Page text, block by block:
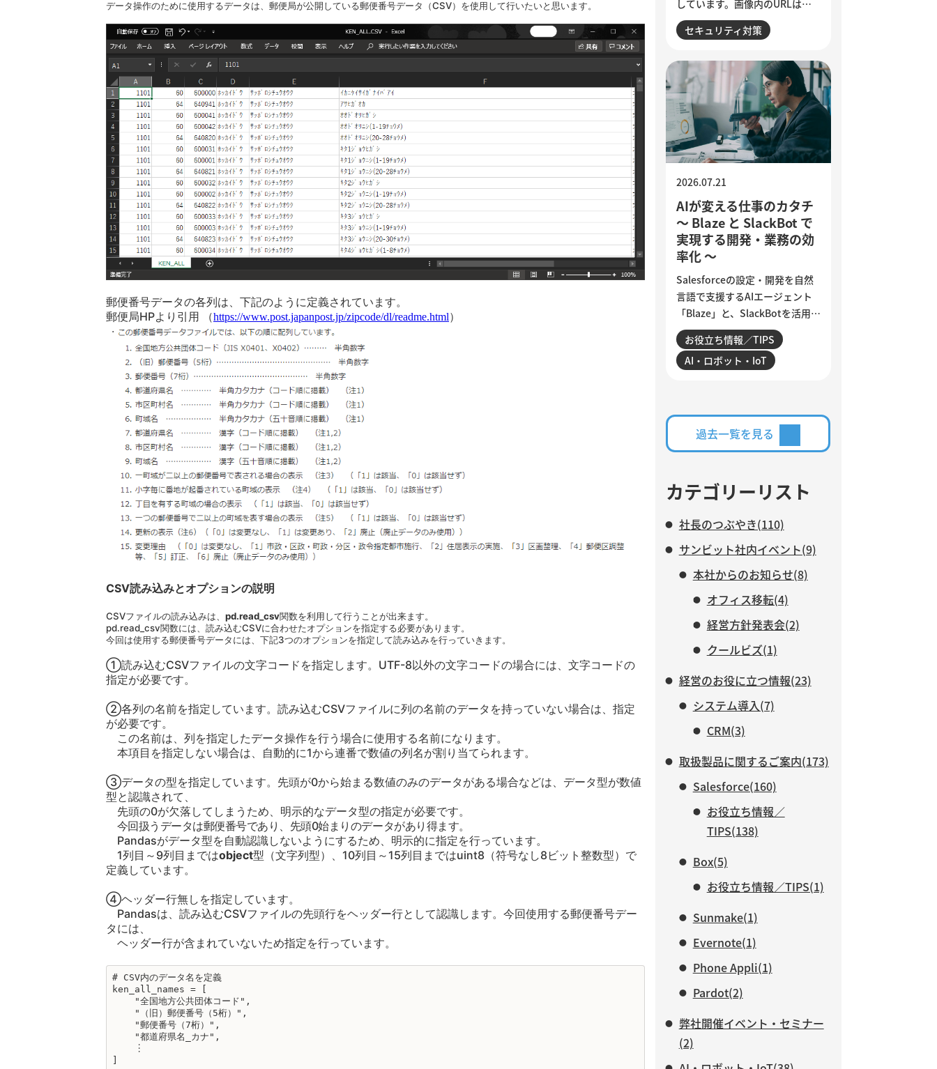
データ操作のために使用するデータは、郵便局が公開している郵便番号データ（CSV）を使用して行いたいと思います。
郵便番号データの各列は、下記のように定義されています。
郵便局HPより引用 （https://www.post.japanpost.jp/zipcode/dl/readme.html）
CSV読み込みとオプションの説明
CSVファイルの読み込みは、 pd.read_csv関数を利用して行うことが出来ます。
pd.read_csv関数には、読み込むCSVに合わせたオプションを指定する必要があります。
今回は使用する郵便番号データには、下記3つのオプションを指定して読み込みを行っていきます。
①読み込むCSVファイルの文字コードを指定します。UTF-8以外の文字コードの場合には、文字コードの
指定が必要です。
②各列の名前を指定しています。読み込むCSVファイルに列の名前のデータを持っていない場合は、指定
が必要です。
この名前は、列を指定したデータ操作を行う場合に使用する名前になります。
本項目を指定しない場合は、自動的に1から連番で数値の列名が割り当てられます。
③データの型を指定しています。先頭が0から始まる数値のみのデータがある場合などは、データ型が数値
型と認識されて、
先頭の0が欠落してしまうため、明示的なデータ型の指定が必要です。
今回扱うデータは郵便番号であり、先頭0始まりのデータがあり得ます。
Pandasがデータ型を自動認識しないようにするため、明示的に指定を行っています。
1列目～9列目まではobject型（文字列型）、10列目～15列目まではuint8（符号なし8ビット整数型）で
定義しています。
④ヘッダー行無しを指定しています。
Pandasは、読み込むCSVファイルの先頭行をヘッダー行として認識します。今回使用する郵便番号デー
タには、
ヘッダー行が含まれていないため指定を行っています。
# CSV内のデータ名を定義
ken_all_names = [
"全国地方公共団体コード",
"（旧）郵便番号（5桁）",
"郵便番号（7桁）",
"都道府県名_カナ",
︙
]
しています。画像内のURLはメ
ールフィルターで検知されにく
く、スマートフォンを経由して
です。セキュリティ意識が高い
人ほど狙われる巧妙な手口と、
被害を防ぐために実践したい3つ
の確認ポイントをご紹介しま
す。
セキュリティ対策
AIが変える仕事のカタチ
～ Blaze と SlackBot で
実現する開発・業務の効
率化 ～
2026.07.21
Salesforceの設定・開発を自然
言語で支援するAIエージェント
「Blaze」と、SlackBotを活用し
た業務自動化を紹介します。AI
は、日々の細かな作業をどこま
で効率化できるのでしょうか。
など、サンビットで実際に構
築・運用している仕組みを交え
ながら、AIに任せる業務と、人
て紹介します。
お役立ち情報／TIPS
AI・ロボット・IoT
過去一覧を見る
カテゴリーリスト
社長のつぶやき(110)
サンビット社内イベント(9)
本社からのお知らせ(8)
オフィス移転(4)
経営方針発表会(2)
クールビズ(1)
経営のお役に立つ情報(23)
システム導入(7)
CRM(3)
取扱製品に関するご案内(173)
Salesforce(160)
お役立ち情報／
TIPS(138)
Box(5)
お役立ち情報／TIPS(1)
Sunmake(1)
Evernote(1)
Phone Appli(1)
Pardot(2)
弊社開催イベント・セミナー
(2)